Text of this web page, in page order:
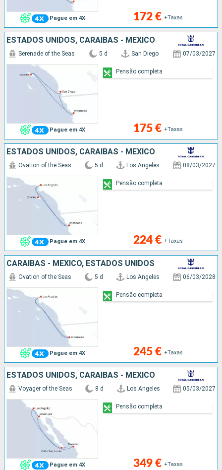
Pague em 4X 172 € +Taxas
ESTADOS UNIDOS, CARAIBAS - MEXICO
Pague em 4X
Serenade of the Seas 5 d San Diego 07/03/2027
175 € +Taxas
Pensão completa
ESTADOS UNIDOS, CARAIBAS - MEXICO
Pague em 4X
Ovation of the Seas 5 d Los Angeles 08/03/2027
224 € +Taxas
Pensão completa
CARAIBAS - MEXICO, ESTADOS UNIDOS
Pague em 4X
Ovation of the Seas 5 d Los Angeles 06/03/2028
245 € +Taxas
Pensão completa
ESTADOS UNIDOS, CARAIBAS - MEXICO
Pague em 4X
Voyager of the Seas 8 d Los Angeles 05/03/2027
349 € +Taxas
Pensão completa